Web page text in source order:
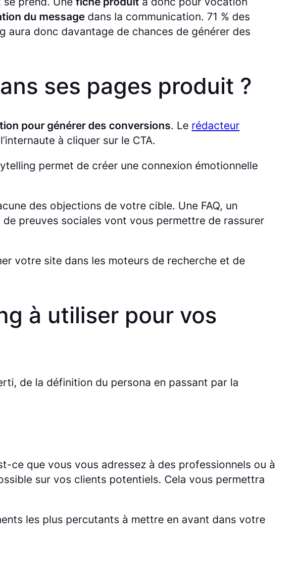
du message dans la communication. 71 % des
donc davantage de chances de générer des
ses pages produit ?
pour générer des conversions. Le rédacteur
à cliquer sur le CTA.
permet de créer une connexion émotionnelle
des objections de votre cible. Une FAQ, un
preuves sociales vont vous permettre de rassurer
votre site dans les moteurs de recherche et de
à utiliser pour vos
de la définition du persona en passant par la
ce que vous vous adressez à des professionnels ou à
sur vos clients potentiels. Cela vous permettra
les plus percutants à mettre en avant dans votre